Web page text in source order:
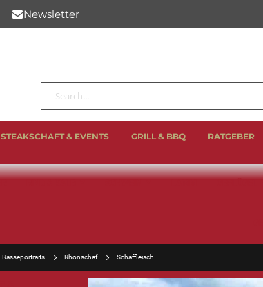
Newsletter
Suche
STEAKSCHAFT & EVENTS GRILL & BBQ RATGEBER
Rasseportraits Rhönschaf Schaffleisch